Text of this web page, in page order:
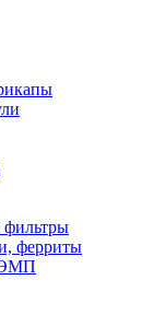
фильтры
ферриты
ЭМП